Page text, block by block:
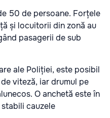
50 de persoane. Forțele
și locuitorii din zonă au
pasagerii de sub
ale Poliției, este posibil
viteză, iar drumul pe
O anchetă este în
cauzele